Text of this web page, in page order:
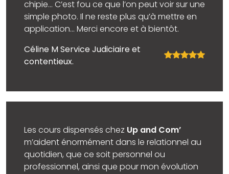
chipie… C’est fou ce que l’on peut voir sur une
simple photo. Il ne reste plus qu’à mettre en
application… Merci encore et à bientôt.
Céline M Service Judiciaire et
contentieux.
Les cours dispensés chez Up and Com’
m’aident énormément dans le relationnel au
quotidien, que ce soit personnel ou
professionnel, ainsi que pour mon évolution